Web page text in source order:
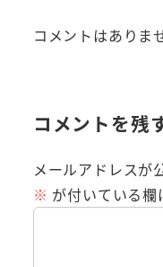
コメントはありま
コメントを残
メールアドレスが
※ が付いている